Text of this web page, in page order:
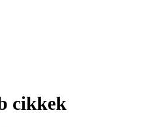
cikkek